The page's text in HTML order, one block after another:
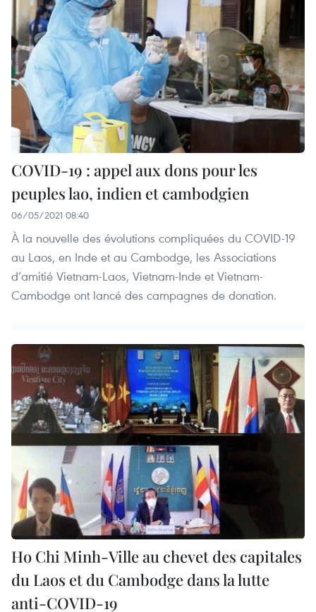
COVID-19 : appel aux dons pour les
peuples lao, indien et cambodgien
06/05/2021 08:40
À la nouvelle des évolutions compliquées du COVID-19
au Laos, en Inde et au Cambodge, les Associations
d’amitié Vietnam-Laos, Vietnam-Inde et Vietnam-
Cambodge ont lancé des campagnes de donation.
Ho Chi Minh-Ville au chevet des capitales
du Laos et du Cambodge dans la lutte
anti-COVID-19